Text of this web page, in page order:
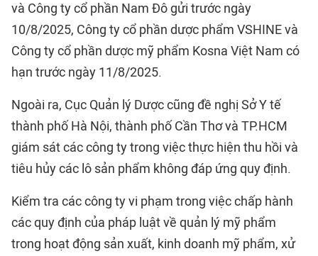
và Công ty cổ phần Nam Đô gửi trước ngày
10/8/2025, Công ty cổ phần dược phẩm VSHINE và
Công ty cổ phần dược mỹ phẩm Kosna Việt Nam có
hạn trước ngày 11/8/2025.
Ngoài ra, Cục Quản lý Dược cũng đề nghị Sở Y tế
thành phố Hà Nội, thành phố Cần Thơ và TP.HCM
giám sát các công ty trong việc thực hiện thu hồi và
tiêu hủy các lô sản phẩm không đáp ứng quy định.
Kiểm tra các công ty vi phạm trong việc chấp hành
các quy định của pháp luật về quản lý mỹ phẩm
trong hoạt động sản xuất, kinh doanh mỹ phẩm, xử